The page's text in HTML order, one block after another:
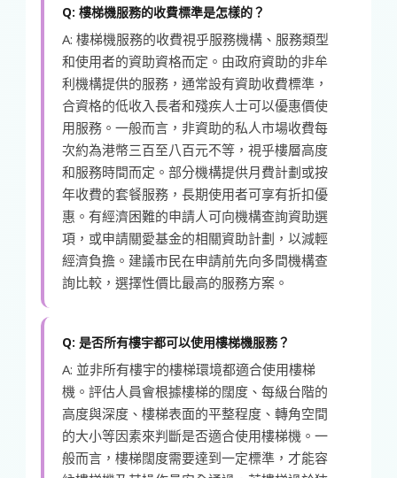
Q: 樓梯機服務的收費標準是怎樣的？
A: 樓梯機服務的收費視乎服務機構、服務類型
和使用者的資助資格而定。由政府資助的非牟
利機構提供的服務，通常設有資助收費標準，
合資格的低收入長者和殘疾人士可以優惠價使
用服務。一般而言，非資助的私人市場收費每
次約為港幣三百至八百元不等，視乎樓層高度
和服務時間而定。部分機構提供月費計劃或按
年收費的套餐服務，長期使用者可享有折扣優
惠。有經濟困難的申請人可向機構查詢資助選
項，或申請關愛基金的相關資助計劃，以減輕
經濟負擔。建議市民在申請前先向多間機構查
詢比較，選擇性價比最高的服務方案。
Q: 是否所有樓宇都可以使用樓梯機服務？
A: 並非所有樓宇的樓梯環境都適合使用樓梯
機。評估人員會根據樓梯的闊度、每級台階的
高度與深度、樓梯表面的平整程度、轉角空間
的大小等因素來判斷是否適合使用樓梯機。一
般而言，樓梯闊度需要達到一定標準，才能容